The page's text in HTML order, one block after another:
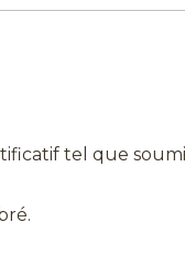
tel que